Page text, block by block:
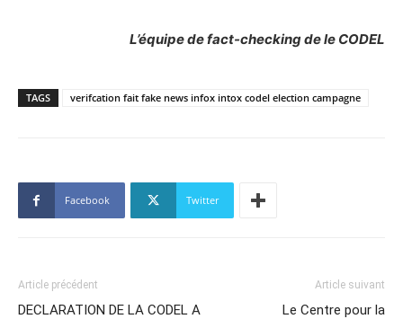
L’équipe de fact-checking de le CODEL
TAGS verifcation fait fake news infox intox codel election campagne
Facebook Twitter
Article précédent
DECLARATION DE LA CODEL A
Article suivant
Le Centre pour la